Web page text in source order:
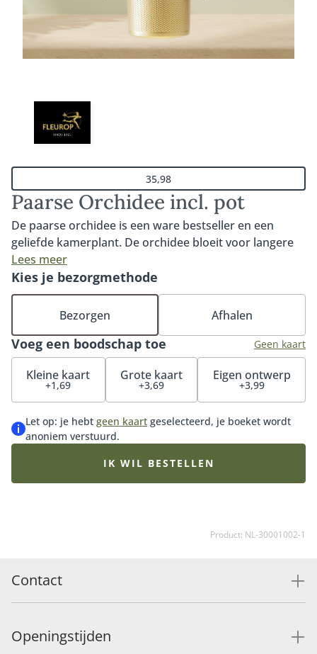
Paarse Orchidee incl. pot
De paarse orchidee is een ware bestseller en een
geliefde kamerplant. De orchidee bloeit voor langere
tijd en gaat, met de juiste verzorging en een dosis
liefde, jarenlang mee. Inclusief pot (deze kan afwijken
van de getoonde pot op de foto).
Lees meer
35,98
Voeg een boodschap toe Geen kaart
Kleine kaart
+1,69
Grote kaart
+3,69
Eigen ontwerp
+3,99
Let op: je hebt geen kaart geselecteerd, je boeket wordt
anoniem verstuurd.
Kies je bezorgmethode
Bezorgen Afhalen
IK WIL BESTELLEN
Product: NL-30001002-1
Contact
Openingstijden